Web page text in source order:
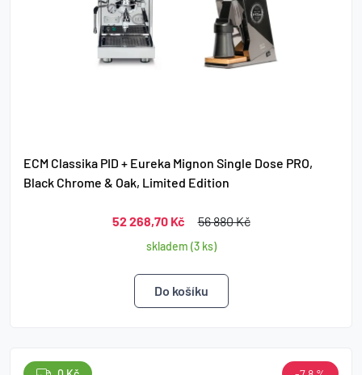
ECM Classika PID + Eureka Mignon Single Dose PRO,
Black Chrome & Oak, Limited Edition
52 268,70 Kč 56 880 Kč
skladem (3 ks)